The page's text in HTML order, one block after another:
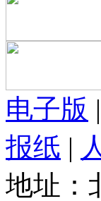
电子版 |
报纸 |
地址：